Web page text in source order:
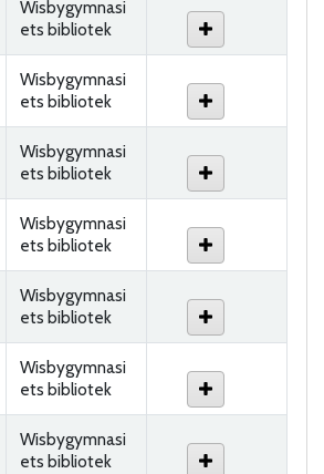
Wisbygymnasi
ets bibliotek
Wisbygymnasi
ets bibliotek
Wisbygymnasi
ets bibliotek
Wisbygymnasi
ets bibliotek
Wisbygymnasi
ets bibliotek
Wisbygymnasi
ets bibliotek
Wisbygymnasi
ets bibliotek